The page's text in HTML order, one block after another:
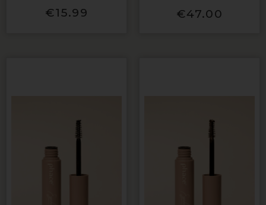
€15.99 €47.00